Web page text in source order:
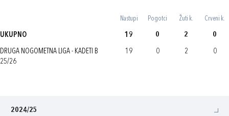
Nastupi Pogotci Žuti k. Crveni k.
UKUPNO 19 0 2 0
DRUGA NOGOMETNA LIGA - KADETI B
25/26
19 0 2 0
2024/25